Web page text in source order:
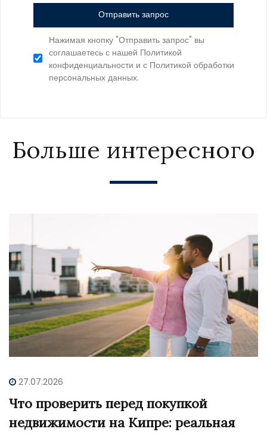
Отправить запрос
Нажимая кнопку "Отправить запрос" вы
соглашаетесь с нашей Политикой
конфиденциальности и с Политикой обработки
персональных данных.
Больше интересного
27.07.2026
Что проверить перед покупкой
недвижимости на Кипре: реальная